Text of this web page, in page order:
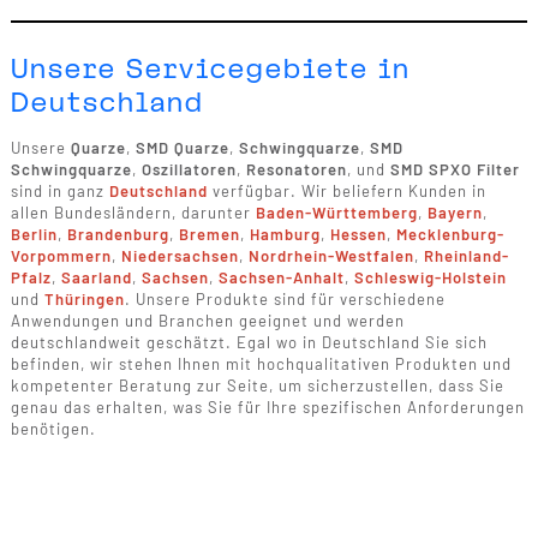
Unsere Servicegebiete in
Deutschland
Unsere Quarze, SMD Quarze, Schwingquarze, SMD
Schwingquarze, Oszillatoren, Resonatoren, und SMD SPXO Filter
sind in ganz Deutschland verfügbar. Wir beliefern Kunden in
allen Bundesländern, darunter Baden-Württemberg, Bayern,
Berlin, Brandenburg, Bremen, Hamburg, Hessen, Mecklenburg-
Vorpommern, Niedersachsen, Nordrhein-Westfalen, Rheinland-
Pfalz, Saarland, Sachsen, Sachsen-Anhalt, Schleswig-Holstein
und Thüringen. Unsere Produkte sind für verschiedene
Anwendungen und Branchen geeignet und werden
deutschlandweit geschätzt. Egal wo in Deutschland Sie sich
befinden, wir stehen Ihnen mit hochqualitativen Produkten und
kompetenter Beratung zur Seite, um sicherzustellen, dass Sie
genau das erhalten, was Sie für Ihre spezifischen Anforderungen
benötigen.